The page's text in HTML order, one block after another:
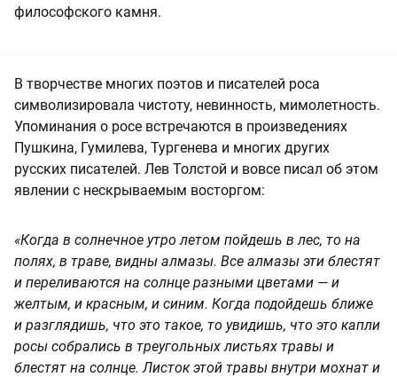
философского камня.
В творчестве многих поэтов и писателей роса
символизировала чистоту, невинность, мимолетность.
Упоминания о росе встречаются в произведениях
Пушкина, Гумилева, Тургенева и многих других
русских писателей. Лев Толстой и вовсе писал об этом
явлении с нескрываемым восторгом:
«Когда в солнечное утро летом пойдешь в лес, то на
полях, в траве, видны алмазы. Все алмазы эти блестят
и переливаются на солнце разными цветами — и
желтым, и красным, и синим. Когда подойдешь ближе
и разглядишь, что это такое, то увидишь, что это капли
росы собрались в треугольных листьях травы и
блестят на солнце. Листок этой травы внутри мохнат и